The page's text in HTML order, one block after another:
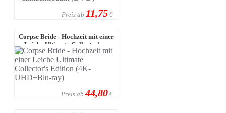
Preis ab 11,75 €
Corpse Bride - Hochzeit mit einer
Leiche Ultimate Collector's ...
Preis ab 44,80 €